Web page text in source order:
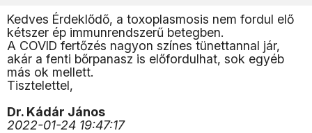
Kedves Érdeklődő, a toxoplasmosis nem fordul elő
kétszer ép immunrendszerű betegben.
A COVID fertőzés nagyon színes tünettannal jár,
akár a fenti bőrpanasz is előfordulhat, sok egyéb
más ok mellett.
Tisztelettel,
Dr. Kádár János
2022-01-24 19:47:17